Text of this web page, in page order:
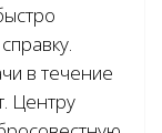
в течение
Центру